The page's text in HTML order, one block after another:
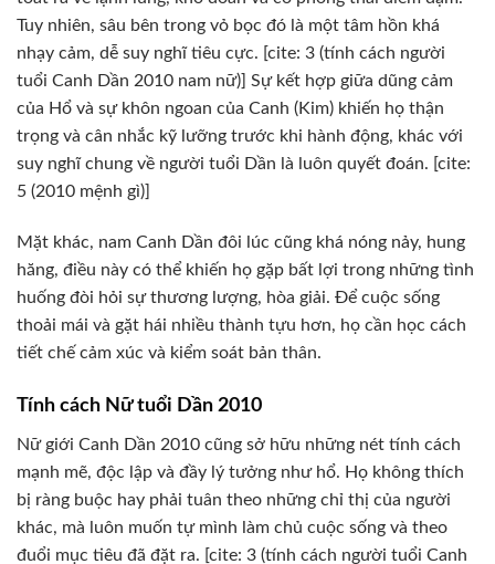
Tuy nhiên, sâu bên trong vỏ bọc đó là một tâm hồn khá
nhạy cảm, dễ suy nghĩ tiêu cực. [cite: 3 (tính cách người
tuổi Canh Dần 2010 nam nữ)] Sự kết hợp giữa dũng cảm
của Hổ và sự khôn ngoan của Canh (Kim) khiến họ thận
trọng và cân nhắc kỹ lưỡng trước khi hành động, khác với
suy nghĩ chung về người tuổi Dần là luôn quyết đoán. [cite:
5 (2010 mệnh gì)]
Mặt khác, nam Canh Dần đôi lúc cũng khá nóng nảy, hung
hăng, điều này có thể khiến họ gặp bất lợi trong những tình
huống đòi hỏi sự thương lượng, hòa giải. Để cuộc sống
thoải mái và gặt hái nhiều thành tựu hơn, họ cần học cách
tiết chế cảm xúc và kiểm soát bản thân.
Tính cách Nữ tuổi Dần 2010
Nữ giới Canh Dần 2010 cũng sở hữu những nét tính cách
mạnh mẽ, độc lập và đầy lý tưởng như hổ. Họ không thích
bị ràng buộc hay phải tuân theo những chỉ thị của người
khác, mà luôn muốn tự mình làm chủ cuộc sống và theo
đuổi mục tiêu đã đặt ra. [cite: 3 (tính cách người tuổi Canh